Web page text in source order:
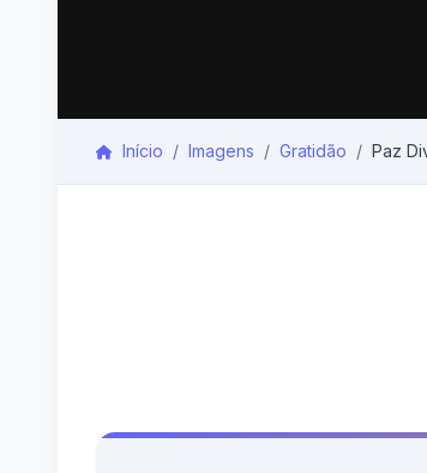
Início Imagens Gratidão Paz